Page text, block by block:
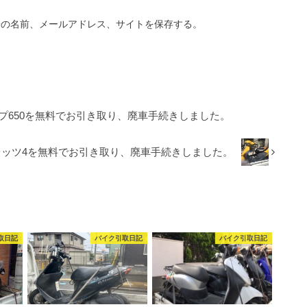
名前、メールアドレス、サイトを保存する。
650を無料でお引き取り、廃車手続きしました。
ツ4を無料でお引き取り、廃車手続きしました。
日記 バイク引取日記 バイク引取日記